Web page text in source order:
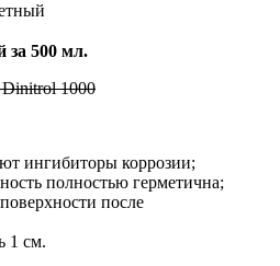
за 500 мл.
Dinitrol 1000
ингибиторы коррозии;
полностью герметична;
после
1 см.